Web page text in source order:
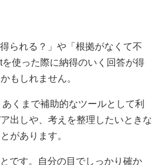
られる？」や「根拠がなくて不
使った際に納得のいく回答が得
もしれません。
くまで補助的なツールとして利
出しや、考えを整理したいときな
があります。
です。自分の目でしっかり確か